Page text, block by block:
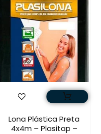
Lona Plástica Preta
4x4m – Plasitap –